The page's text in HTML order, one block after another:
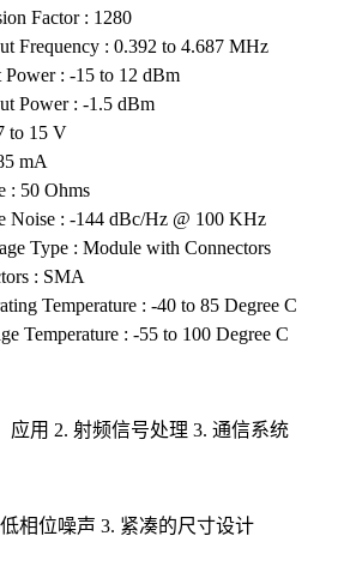
Factor : 1280
Frequency : 0.392 to 4.687 MHz
: -15 to 12 dBm
Power : -1.5 dBm
to 15 V
mA
: 50 Ohms
Noise : -144 dBc/Hz @ 100 KHz
Type : Module with Connectors
: SMA
Temperature : -40 to 85 Degree C
Temperature : -55 to 100 Degree C
应用 2. 射频信号处理 3. 通信系统
相位噪声 3. 紧凑的尺寸设计